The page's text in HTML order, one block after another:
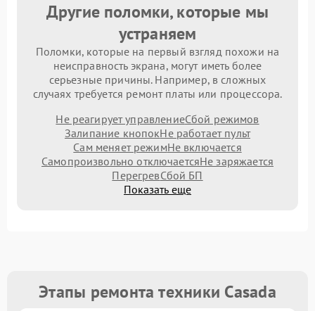
Другие поломки, которые мы
устраняем
Поломки, которые на первый взгляд похожи на
неисправность экрана, могут иметь более
серьезные причины. Например, в сложных
случаях требуется ремонт платы или процессора.
Не реагирует управлениеСбой режимов
Залипание кнопокНе работает пульт
Сам меняет режимНе включается
Самопроизвольно отключаетсяНе заряжается
ПерегревСбой БП
Показать еще
Этапы ремонта техники Casada